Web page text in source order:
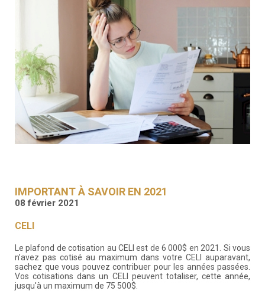
RENDEZ-
VOUS
IMPORTANT À SAVOIR EN 2021
08 février 2021
CELI
Le plafond de cotisation au CELI est de 6 000$ en 2021. Si vous
n’avez pas cotisé au maximum dans votre CELI auparavant,
sachez que vous pouvez contribuer pour les années passées.
Vos cotisations dans un CELI peuvent totaliser, cette année,
jusqu'à un maximum de 75 500$.